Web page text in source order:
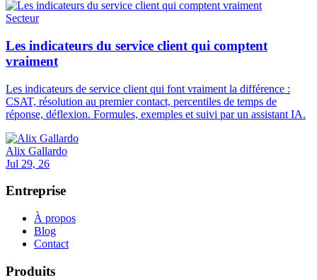
Secteur
Les indicateurs du service client qui comptent
vraiment
Les indicateurs de service client qui font vraiment la différence :
CSAT, résolution au premier contact, percentiles de temps de
réponse, déflexion. Formules, exemples et suivi par un assistant IA.
Alix Gallardo
Jul 29, 26
Entreprise
À propos
Blog
Contact
Produits